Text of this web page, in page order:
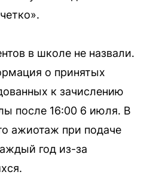
в школе не назвали.
о принятых
к зачислению
после 16:00 6 июля. В
ажиотаж при подаче
год из-за